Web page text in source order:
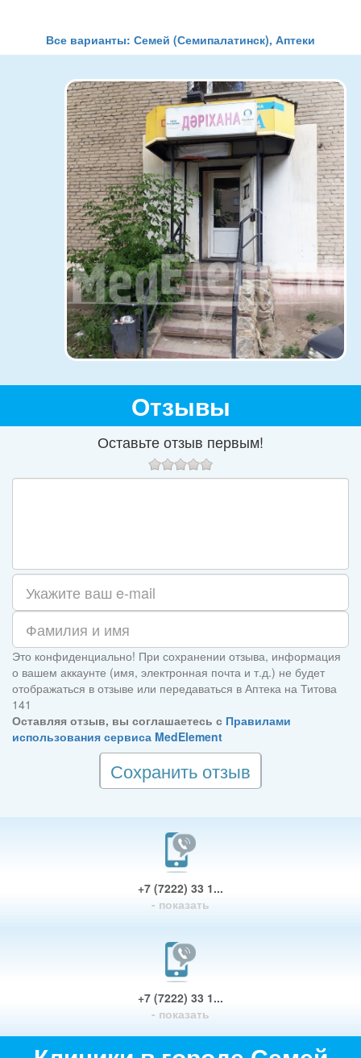
Все варианты: Семей (Семипалатинск), Аптеки
Отзывы
Оставьте отзыв первым!
Это конфиденциально! При сохранении отзыва, информация
о вашем аккаунте (имя, электронная почта и т.д.) не будет
отображаться в отзыве или передаваться в Аптека на Титова
141
Оставляя отзыв, вы соглашаетесь с Правилами
использования сервиса MedElement
Сохранить отзыв
+7 (7222) 33 1...
- показать
+7 (7222) 33 1...
- показать